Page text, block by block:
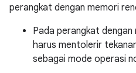
perangkat dengan memori
Pada perangkat
harus mentolerir
sebagai mode operasi